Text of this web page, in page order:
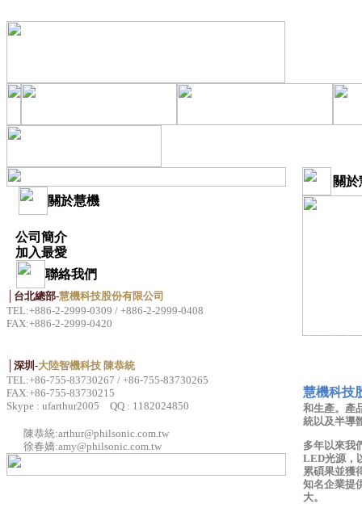
關
慧機科技
和生產。產
統以及半導
多年以來我
LED光源，
累碩果並獲
知名企業提
大。
關於慧機
公司簡介
加入最愛
聯絡我們
│台北總部-慧機科技股份有限公司
TEL:+886-2-2999-0309 / +886-2-2999-0408
FAX:+886-2-2999-0420
│深圳-大陸智機科技 陳恭統
TEL:+86-755-83730267 / +86-755-83730265
FAX:+86-755-83730215
Skype : ufarthur2005 QQ : 1182024850
陳恭統:arthur@philsonic.com.tw
徐春嬌:amy@philsonic.com.tw